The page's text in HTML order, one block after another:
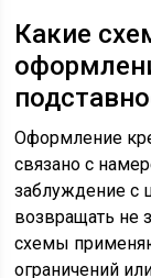
Какие
Оформление
связано с
заблуждение с
возвращать не
схемы
ограничений